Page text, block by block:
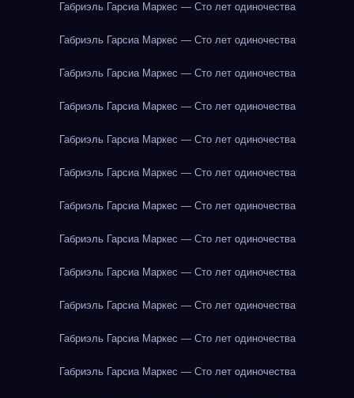
Габриэль Гарсиа Маркес — Сто лет одиночества
Габриэль Гарсиа Маркес — Сто лет одиночества
Габриэль Гарсиа Маркес — Сто лет одиночества
Габриэль Гарсиа Маркес — Сто лет одиночества
Габриэль Гарсиа Маркес — Сто лет одиночества
Габриэль Гарсиа Маркес — Сто лет одиночества
Габриэль Гарсиа Маркес — Сто лет одиночества
Габриэль Гарсиа Маркес — Сто лет одиночества
Габриэль Гарсиа Маркес — Сто лет одиночества
Габриэль Гарсиа Маркес — Сто лет одиночества
Габриэль Гарсиа Маркес — Сто лет одиночества
Габриэль Гарсиа Маркес — Сто лет одиночества